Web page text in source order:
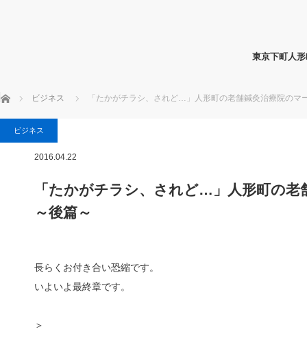
東京下町人
ホーム ビジネス 「たかがチラシ、されど…」人形町の老舗鍼灸治療院のマ
ビジネス
2016.04.22
「たかがチラシ、されど…」人形町の
～後篇～
長らくお付き合い恐縮です。
いよいよ最終章です。
＞